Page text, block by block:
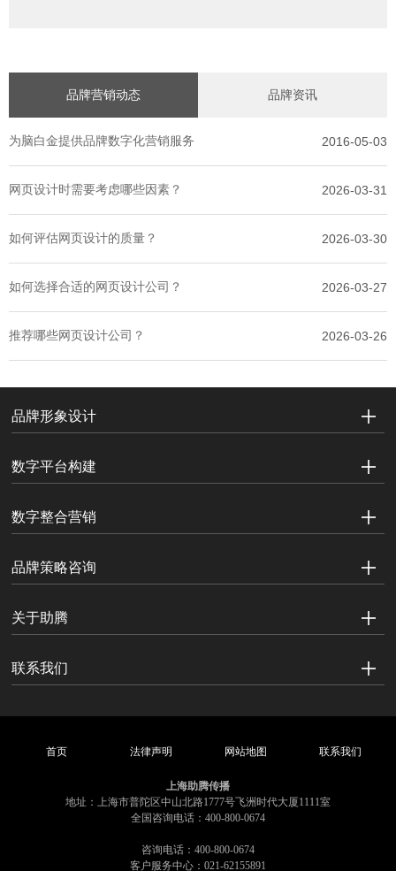
品牌营销动态 品牌资讯
为脑白金提供品牌数字化营销服务 2016-05-03
网页设计时需要考虑哪些因素？ 2026-03-31
如何评估网页设计的质量？ 2026-03-30
如何选择合适的网页设计公司？ 2026-03-27
推荐哪些网页设计公司？ 2026-03-26
品牌形象设计
数字平台构建
数字整合营销
品牌策略咨询
关于助腾
联系我们
首页 法律声明 网站地图 联系我们
上海助腾传播
地址：上海市普陀区中山北路1777号飞洲时代大厦1111室
全国咨询电话：400-800-0674
咨询电话：400-800-0674
客户服务中心：021-62155891